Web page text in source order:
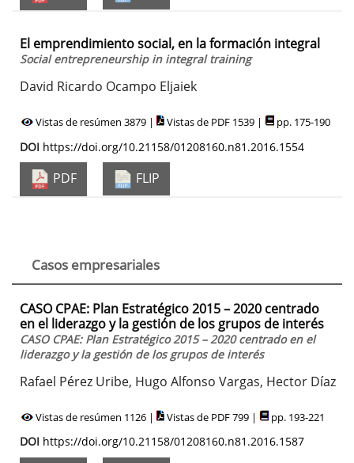
El emprendimiento social, en la formación integral
Social entrepreneurship in integral training
David Ricardo Ocampo Eljaiek
Vistas de resúmen 3879 | Vistas de PDF 1539 | pp. 175-190
DOI https://doi.org/10.21158/01208160.n81.2016.1554
PDF FLIP
Casos empresariales
CASO CPAE: Plan Estratégico 2015 – 2020 centrado
en el liderazgo y la gestión de los grupos de interés
CASO CPAE: Plan Estratégico 2015 – 2020 centrado en el
liderazgo y la gestión de los grupos de interés
Rafael Pérez Uribe, Hugo Alfonso Vargas, Hector Díaz
Vistas de resúmen 1126 | Vistas de PDF 799 | pp. 193-221
DOI https://doi.org/10.21158/01208160.n81.2016.1587